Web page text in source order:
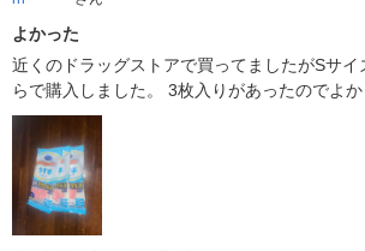
よかった
近くのドラッグストアで買ってましたがSサイ
らで購入しました。 3枚入りがあったのでよ